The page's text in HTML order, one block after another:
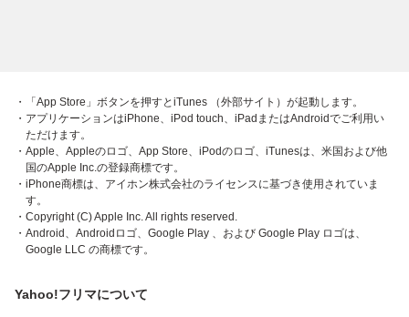
・「App Store」ボタンを押すとiTunes （外部サイト）が起動します。
・アプリケーションはiPhone、iPod touch、iPadまたはAndroidでご利用い
ただけます。
・Apple、Appleのロゴ、App Store、iPodのロゴ、iTunesは、米国および他
国のApple Inc.の登録商標です。
・iPhone商標は、アイホン株式会社のライセンスに基づき使用されていま
す。
・Copyright (C) Apple Inc. All rights reserved.
・Android、Androidロゴ、Google Play 、および Google Play ロゴは、
Google LLC の商標です。
Yahoo!フリマについて